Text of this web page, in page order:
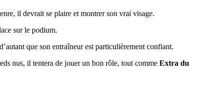
il devrait se plaire et montrer son vrai visage.
sur le podium.
que son entraîneur est particulièrement confiant.
nus, il tentera de jouer un bon rôle, tout comme Extra du